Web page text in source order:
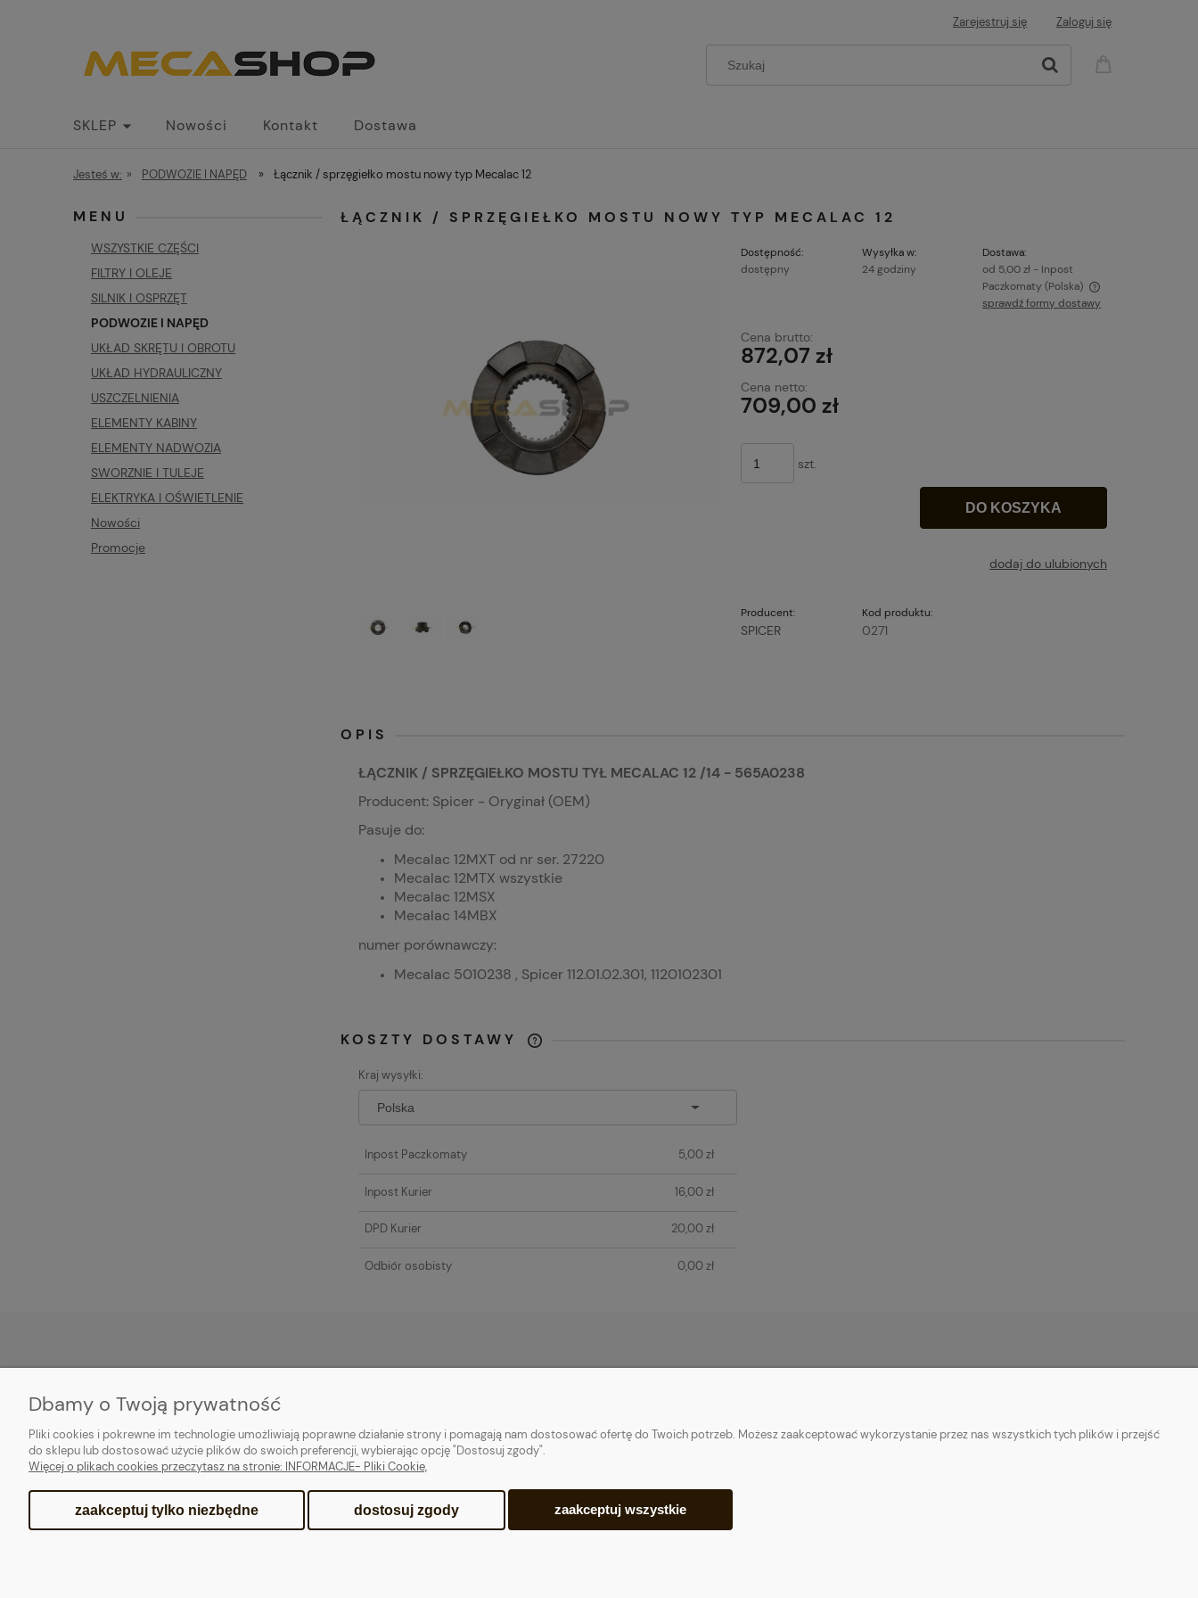
Zarejestruj się Zaloguj się
SKLEP Nowości Kontakt Dostawa
Jesteś w: » PODWOZIE I NAPĘD » Łącznik / sprzęgiełko mostu nowy typ Mecalac 12
MENU
WSZYSTKIE CZĘŚCI
FILTRY I OLEJE
SILNIK I OSPRZĘT
PODWOZIE I NAPĘD
UKŁAD SKRĘTU I OBROTU
UKŁAD HYDRAULICZNY
USZCZELNIENIA
ELEMENTY KABINY
ELEMENTY NADWOZIA
SWORZNIE I TULEJE
ELEKTRYKA I OŚWIETLENIE
Nowości
Promocje
ŁĄCZNIK / SPRZĘGIEŁKO MOSTU NOWY TYP MECALAC 12
Dostępność:
dostępny
Wysyłka w:
24 godziny
Dostawa:
od 5,00 zł - Inpost
Paczkomaty (Polska)
sprawdź formy dostawy
Cena brutto:
872,07 zł
Cena netto:
709,00 zł
szt.
DO KOSZYKA
dodaj do ulubionych
Producent:
SPICER
Kod produktu:
0271
OPIS
ŁĄCZNIK / SPRZĘGIEŁKO MOSTU TYŁ MECALAC 12 /14 - 565A0238
Producent: Spicer - Oryginał (OEM)
Pasuje do:
Mecalac 12MXT od nr ser. 27220
Mecalac 12MTX wszystkie
Mecalac 12MSX
Mecalac 14MBX
numer porównawczy:
Mecalac 5010238 , Spicer 112.01.02.301, 1120102301
KOSZTY DOSTAWY
Kraj wysyłki:
Inpost Paczkomaty 5,00 zł
Inpost Kurier 16,00 zł
DPD Kurier 20,00 zł
Odbiór osobisty 0,00 zł
Twoje zamówienia
Ustawienia konta
Ulubione
Dostawa
Czas realizacji zamówienia
Pytania i odpowiedzi
Pliki Cookie
Allegro
Dbamy o Twoją prywatność
Pliki cookies i pokrewne im technologie umożliwiają poprawne działanie strony i pomagają nam dostosować ofertę do Twoich potrzeb. Możesz zaakceptować wykorzystanie przez nas wszystkich tych plików i przejść
do sklepu lub dostosować użycie plików do swoich preferencji, wybierając opcję "Dostosuj zgody".
Więcej o plikach cookies przeczytasz na stronie: INFORMACJE- Pliki Cookie,
zaakceptuj tylko niezbędne dostosuj zgody zaakceptuj wszystkie